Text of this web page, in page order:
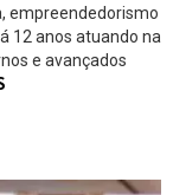
empreendedorismo
12 anos atuando na
e avançados